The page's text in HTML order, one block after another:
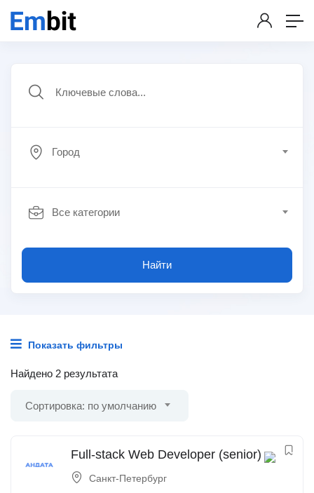
Город
Все категории
Найти
Показать фильтры
Найдено 2 результата
Сортировка: по умолчанию
Full-stack Web Developer (senior)
Санкт-Петербург